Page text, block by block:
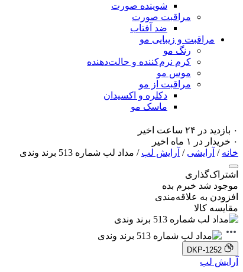
شوینده صورت
مراقبت صورت
ضد آفتاب
مراقبت و زیبایی مو
رنگ مو
کرم نرم‌کننده و حالت‌دهنده
موس مو
مراقبت از مو
دکلره و اکسیدان
ماسک مو
۰ بازدید در ۲۴ ساعت اخیر
۰ خریدار در ۱ ماه اخیر
خانه / آرایشی / آرایش لب / مداد لب شماره 513 برند وندی
اشتراک‌گذاری
موجود شد خبرم بده
افزودن به علاقه‌مندی
مقایسه کالا
DKP-1252
آرایش لب